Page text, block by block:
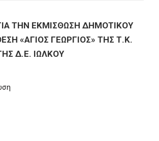
ΤΗΝ ΕΚΜΙΣΘΩΣΗ ΔΗΜΟΤΙΚΟΥ
«ΑΓΙΟΣ ΓΕΩΡΓΙΟΣ» ΤΗΣ Τ.Κ.
Δ.Ε. ΙΩΛΚΟΥ
ΔΙΑΚΗΡΥΞΗ ΓΙΑ ΤΗΝ ΕΚΜΙΣΘΩΣΗ